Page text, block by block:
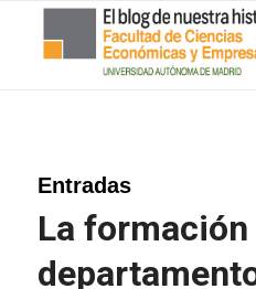
Entradas
La formación